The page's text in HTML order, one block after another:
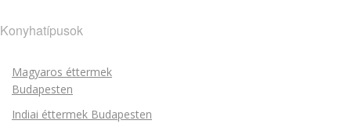
Konyhatípusok
Magyaros éttermek
Budapesten
Indiai éttermek Budapesten